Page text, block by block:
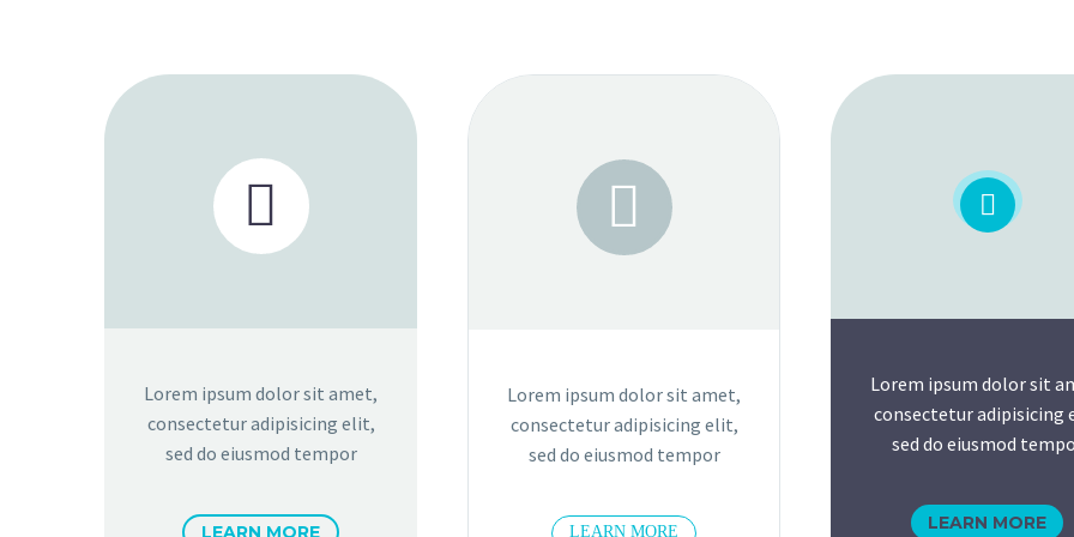


Lorem ipsum dolor sit amet,
consectetur adipisicing elit,
sed do eiusmod tempor
LEARN MORE


Lorem ipsum dolor sit amet,
consectetur adipisicing elit,
sed do eiusmod tempor
LEARN MORE


Lorem ipsum dolor sit
consectetur adipisicing
sed do eiusmod
LEARN MORE